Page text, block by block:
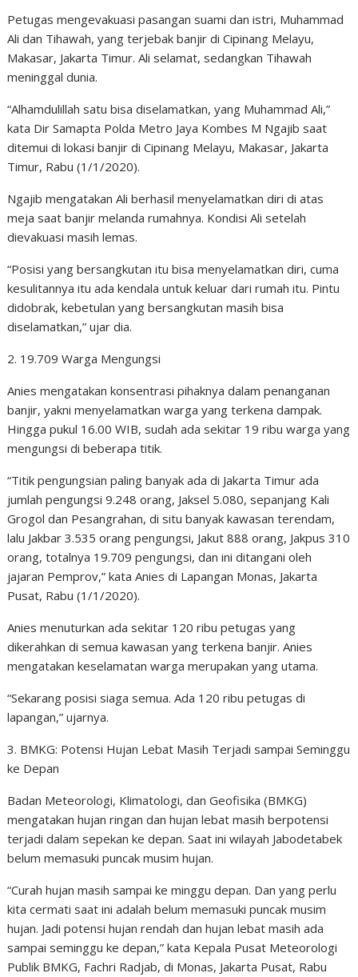
Petugas mengevakuasi pasangan suami dan istri, Muhammad
Ali dan Tihawah, yang terjebak banjir di Cipinang Melayu,
Makasar, Jakarta Timur. Ali selamat, sedangkan Tihawah
meninggal dunia.
“Alhamdulillah satu bisa diselamatkan, yang Muhammad Ali,”
kata Dir Samapta Polda Metro Jaya Kombes M Ngajib saat
ditemui di lokasi banjir di Cipinang Melayu, Makasar, Jakarta
Timur, Rabu (1/1/2020).
Ngajib mengatakan Ali berhasil menyelamatkan diri di atas
meja saat banjir melanda rumahnya. Kondisi Ali setelah
dievakuasi masih lemas.
“Posisi yang bersangkutan itu bisa menyelamatkan diri, cuma
kesulitannya itu ada kendala untuk keluar dari rumah itu. Pintu
didobrak, kebetulan yang bersangkutan masih bisa
diselamatkan,” ujar dia.
2. 19.709 Warga Mengungsi
Anies mengatakan konsentrasi pihaknya dalam penanganan
banjir, yakni menyelamatkan warga yang terkena dampak.
Hingga pukul 16.00 WIB, sudah ada sekitar 19 ribu warga yang
mengungsi di beberapa titik.
“Titik pengungsian paling banyak ada di Jakarta Timur ada
jumlah pengungsi 9.248 orang, Jaksel 5.080, sepanjang Kali
Grogol dan Pesangrahan, di situ banyak kawasan terendam,
lalu Jakbar 3.535 orang pengungsi, Jakut 888 orang, Jakpus 310
orang, totalnya 19.709 pengungsi, dan ini ditangani oleh
jajaran Pemprov,” kata Anies di Lapangan Monas, Jakarta
Pusat, Rabu (1/1/2020).
Anies menuturkan ada sekitar 120 ribu petugas yang
dikerahkan di semua kawasan yang terkena banjir. Anies
mengatakan keselamatan warga merupakan yang utama.
“Sekarang posisi siaga semua. Ada 120 ribu petugas di
lapangan,” ujarnya.
3. BMKG: Potensi Hujan Lebat Masih Terjadi sampai Seminggu
ke Depan
Badan Meteorologi, Klimatologi, dan Geofisika (BMKG)
mengatakan hujan ringan dan hujan lebat masih berpotensi
terjadi dalam sepekan ke depan. Saat ini wilayah Jabodetabek
belum memasuki puncak musim hujan.
“Curah hujan masih sampai ke minggu depan. Dan yang perlu
kita cermati saat ini adalah belum memasuki puncak musim
hujan. Jadi potensi hujan rendah dan hujan lebat masih ada
sampai seminggu ke depan,” kata Kepala Pusat Meteorologi
Publik BMKG, Fachri Radjab, di Monas, Jakarta Pusat, Rabu